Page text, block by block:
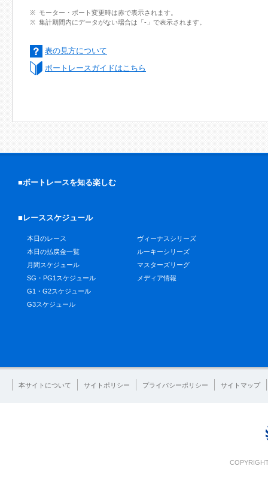
モーター・ボート変更時は赤で表示されます。
集計期間内にデータがない場合は「-」で表示されます。
表の見方について
ボートレースガイドはこちら
■ボートレースを知る楽しむ
■レーススケジュール
本日のレース
本日の払戻金一覧
月間スケジュール
SG・PG1スケジュール
G1・G2スケジュール
G3スケジュール
ヴィーナスシリーズ
ルーキーシリーズ
マスターズリーグ
メディア情報
本サイトについて サイトポリシー プライバシーポリシー サイトマップ